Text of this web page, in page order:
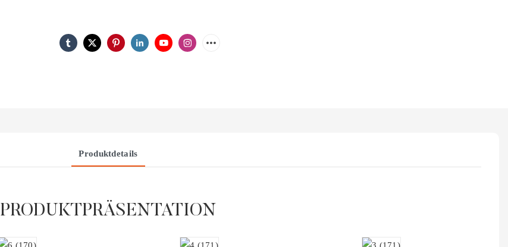
Produktdetails
PRODUKTPRÄSENTATION